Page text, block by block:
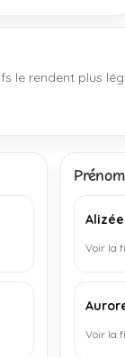
le rendent plus
Alizée
Voir la
Voir la